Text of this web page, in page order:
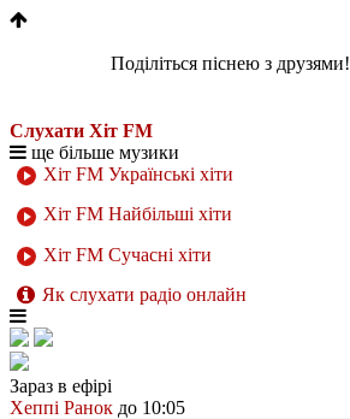
Поділіться піснею з друзями!
Слухати Хіт FM
ще більше музики
Хіт FM Українські хіти
Хіт FM Найбільші хіти
Хіт FM Сучасні хіти
Як слухати радіо онлайн
Зараз в ефірі
Хеппі Ранок до 10:05